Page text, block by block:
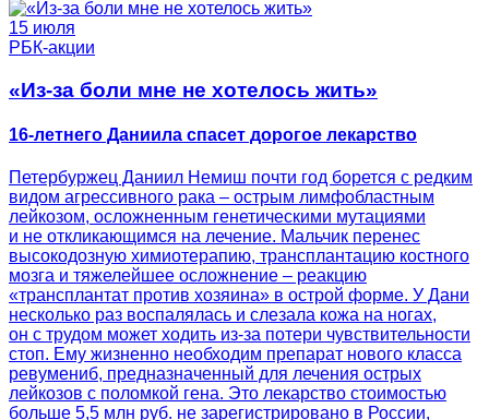
15 июля
РБК-акции
«Из-за боли мне не хотелось жить»
16-летнего Даниила спасет дорогое лекарство
Петербуржец Даниил Немиш почти год борется с редким
видом агрессивного рака – острым лимфобластным
лейкозом, осложненным генетическими мутациями
и не откликающимся на лечение. Мальчик перенес
высокодозную химиотерапию, трансплантацию костного
мозга и тяжелейшее осложнение – реакцию
«трансплантат против хозяина» в острой форме. У Дани
несколько раз воспалялась и слезала кожа на ногах,
он с трудом может ходить из-за потери чувствительности
стоп. Ему жизненно необходим препарат нового класса
ревумениб, предназначенный для лечения острых
лейкозов с поломкой гена. Это лекарство стоимостью
больше 5,5 млн руб. не зарегистрировано в России,